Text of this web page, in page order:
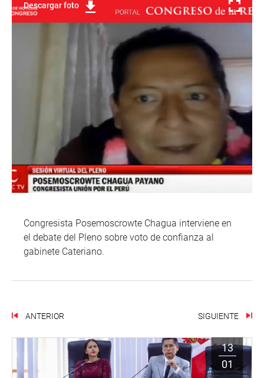
Descargar foto
Congresista Posemoscrowte Chagua interviene en
el debate del Pleno sobre voto de confianza al
gabinete Cateriano.
ANTERIOR SIGUIENTE
13
01